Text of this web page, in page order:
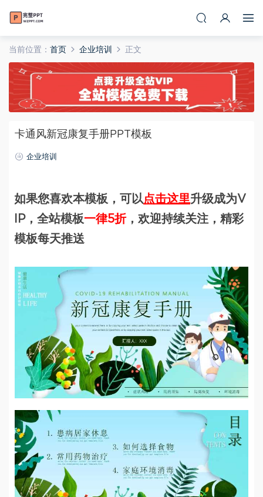
当前位置： 首页 企业培训 正文
卡通风新冠康复手册PPT模板
企业培训
如果您喜欢本模板，可以点击这里升级成为V
IP，全站模板一律5折，欢迎持续关注，精彩
模板每天推送